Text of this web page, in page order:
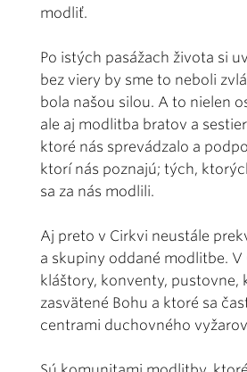
modliť.
Po istých pasážach života si
bez viery by sme to neboli
bola našou silou. A to nielen
ale aj modlitba bratov a
ktoré nás sprevádzalo a
ktorí nás poznajú; tých,
sa za nás modlili.
Aj preto v Cirkvi neustále
a skupiny oddané modlitbe. V
kláštory, konventy, pustovne,
zasvätené Bohu a ktoré sa
centrami duchovného